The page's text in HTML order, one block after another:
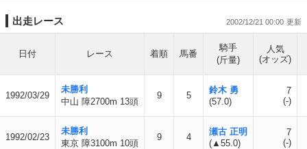
出走レース 2002/12/21 00:00
日付 レース 着順 馬番
騎手
(斤量)
人気
(オッズ)
1992/03/29
未勝利
中山 障2700m 13頭
9 5
鈴木 勇
(57.0)
7
(-)
1992/02/23
未勝利
東京 障3100m 10頭
9 4
瀬古 正明
(▲55.0)
7
(-)